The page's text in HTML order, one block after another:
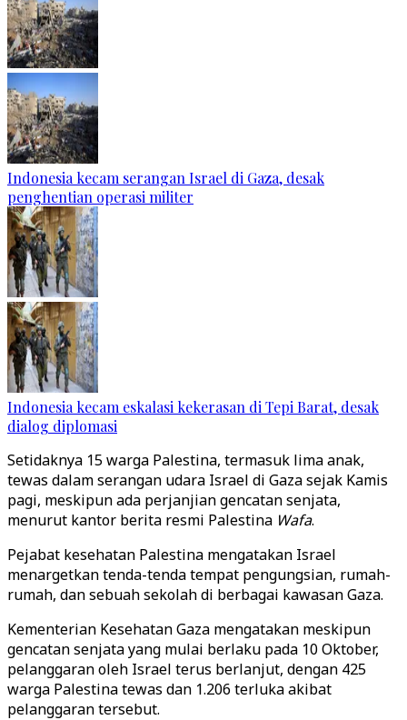
Indonesia kecam serangan Israel di Gaza, desak
penghentian operasi militer
Indonesia kecam eskalasi kekerasan di Tepi Barat, desak
dialog diplomasi
Setidaknya 15 warga Palestina, termasuk lima anak,
tewas dalam serangan udara Israel di Gaza sejak Kamis
pagi, meskipun ada perjanjian gencatan senjata,
menurut kantor berita resmi Palestina Wafa.
Pejabat kesehatan Palestina mengatakan Israel
menargetkan tenda-tenda tempat pengungsian, rumah-
rumah, dan sebuah sekolah di berbagai kawasan Gaza.
Kementerian Kesehatan Gaza mengatakan meskipun
gencatan senjata yang mulai berlaku pada 10 Oktober,
pelanggaran oleh Israel terus berlanjut, dengan 425
warga Palestina tewas dan 1.206 terluka akibat
pelanggaran tersebut.